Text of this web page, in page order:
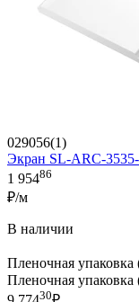
029056(1)
Экран SL-ARC-
1 95486
₽/м
В наличии
Пленочная
Пленочная
30